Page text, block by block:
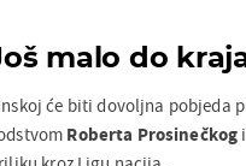
malo do
će biti dovoljna pobjeda
Roberta Prosinečkog